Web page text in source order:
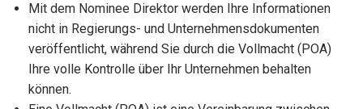
Mit dem Nominee Direktor werden Ihre Informationen
nicht in Regierungs- und Unternehmensdokumenten
veröffentlicht, während Sie durch die Vollmacht (POA)
Ihre volle Kontrolle über Ihr Unternehmen behalten
können.